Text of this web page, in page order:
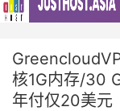
核1G内存/30
年付仅20美元